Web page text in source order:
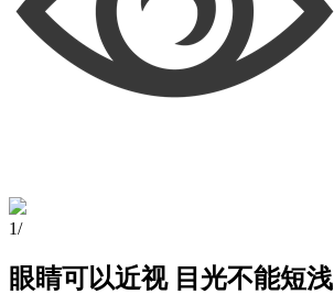
1/
眼睛可以近视 目光不能短浅